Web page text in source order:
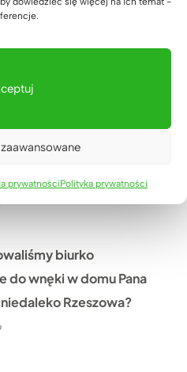
prywatnościPolityka prywatności
Pana Artura z
nowoczesny gabinet
Historia
z Biłgoraja
biurko
do wnęki w domu Pana
Rzeszowa?